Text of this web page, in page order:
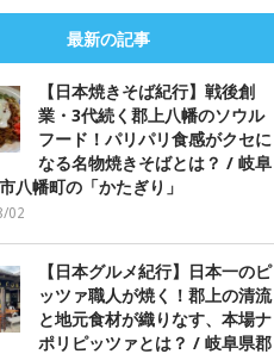
最新の記事
【日本焼きそば紀行】戦後創
業・3代続く郡上八幡のソウル
フード！パリパリ食感がクセに
なる名物焼きそばとは？ / 岐阜
八幡町の「かたぎり」
02
【日本グルメ紀行】日本一のピ
ッツァ職人が焼く！郡上の清流
と地元食材が織りなす、本場ナ
ポリピッツァとは？ / 岐阜県郡